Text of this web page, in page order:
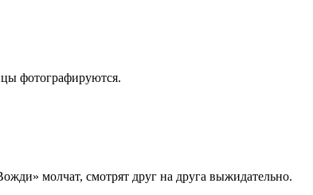
фотографируются.
молчат, смотрят друг на друга выжидательно.